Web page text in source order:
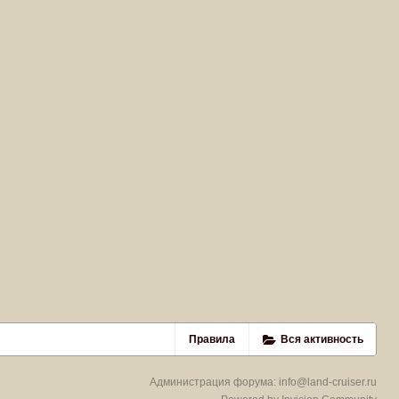
Правила Вся активность
Администрация форума: info@land-cruiser.ru